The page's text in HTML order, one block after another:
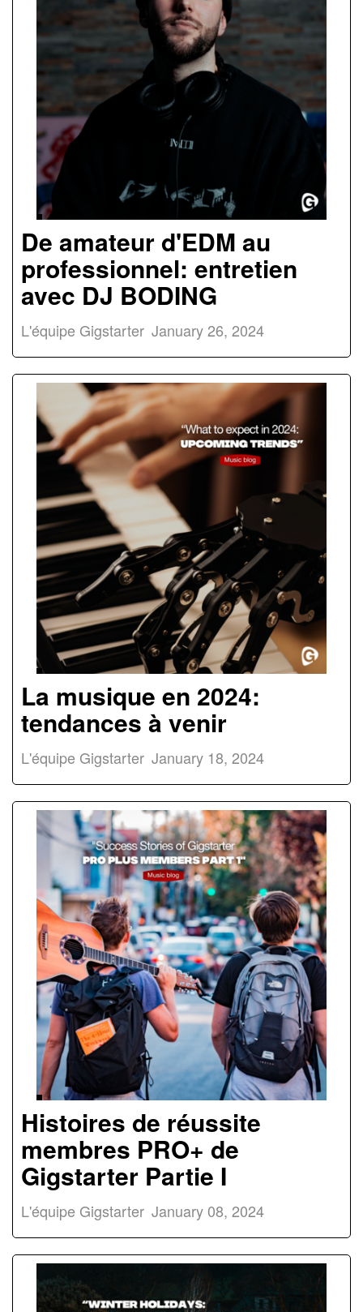
De amateur d'EDM au
professionnel: entretien
avec DJ BODING
L'équipe Gigstarter January 26, 2024
La musique en 2024:
tendances à venir
L'équipe Gigstarter January 18, 2024
Histoires de réussite
membres PRO+ de
Gigstarter Partie I
L'équipe Gigstarter January 08, 2024